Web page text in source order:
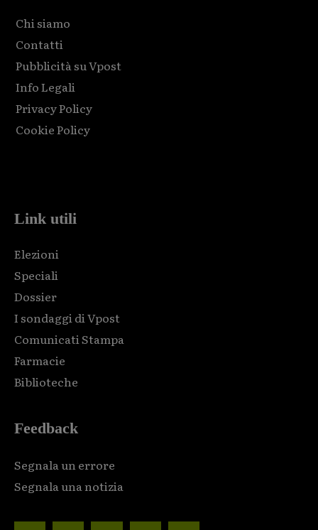
Chi siamo
Contatti
Pubblicità su Vpost
Info Legali
Privacy Policy
Cookie Policy
Link utili
Elezioni
Speciali
Dossier
I sondaggi di Vpost
Comunicati Stampa
Farmacie
Biblioteche
Feedback
Segnala un errore
Segnala una notizia